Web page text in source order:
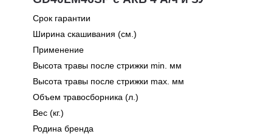
Срок гарантии
Ширина скашивания (см.)
Применение
Высота травы после стрижки min. мм
Высота травы после стрижки max. мм
Объем травосборника (л.)
Вес (кг.)
Родина бренда